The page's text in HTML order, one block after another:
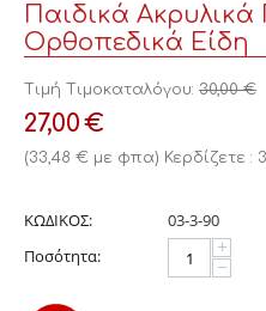
Παιδικά Ακρυλικά
Ορθοπεδικά Είδη
Τιμή Τιμοκαταλόγου: 30,00 €
27,00€
(33,48 € με φπα) Κερδίζετε :
ΚΩΔΙΚΟΣ:
03-3-90
Ποσότητα:
+
−